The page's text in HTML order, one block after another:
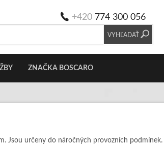
+420774 300 056
VYHĽADAŤ
ZNAČKA BOSCARO
Jsou určeny do náročných provozních podmínek.